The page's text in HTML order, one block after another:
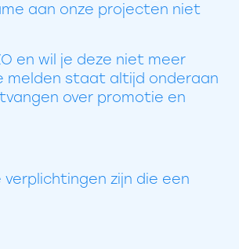
aan onze projecten niet
en wil je deze niet meer
melden staat altijd onderaan
over promotie en
zijn die een